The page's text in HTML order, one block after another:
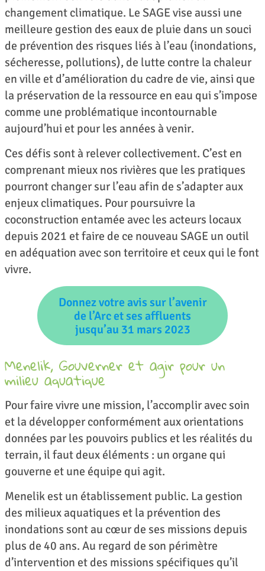
changement climatique. Le SAGE vise aussi une
meilleure gestion des eaux de pluie dans un souci
de prévention des risques liés à l’eau (inondations,
sécheresse, pollutions), de lutte contre la chaleur
en ville et d’amélioration du cadre de vie, ainsi que
la préservation de la ressource en eau qui s’impose
comme une problématique incontournable
aujourd’hui et pour les années à venir.
Ces défis sont à relever collectivement. C’est en
comprenant mieux nos rivières que les pratiques
pourront changer sur l’eau afin de s’adapter aux
enjeux climatiques. Pour poursuivre la
coconstruction entamée avec les acteurs locaux
depuis 2021 et faire de ce nouveau SAGE un outil
en adéquation avec son territoire et ceux qui le font
vivre.
Donnez votre avis sur l’avenir
de l’Arc et ses affluents
jusqu’au 31 mars 2023
Menelik, Gouverner et agir pour un
milieu aquatique
Pour faire vivre une mission, l’accomplir avec soin
et la développer conformément aux orientations
données par les pouvoirs publics et les réalités du
terrain, il faut deux éléments : un organe qui
gouverne et une équipe qui agit.
Menelik est un établissement public. La gestion
des milieux aquatiques et la prévention des
inondations sont au cœur de ses missions depuis
plus de 40 ans. Au regard de son périmètre
d’intervention et des missions spécifiques qu’il